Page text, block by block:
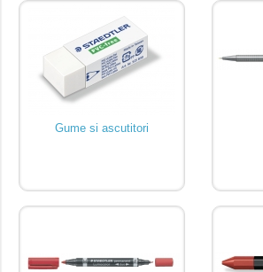
Gume si ascutitori